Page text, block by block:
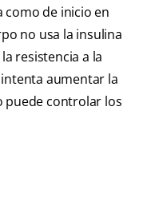
como de inicio en
no usa la insulina
resistencia a la
aumentar la
puede controlar los